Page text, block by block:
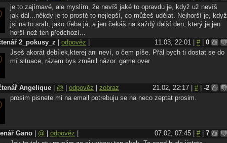
je to zajímavé, ale myslím, že nevíš jaké to opravdu je, když už nevíš
jak dál...někdy je to prostě to nejlepší, co můžeš udělat. Nejhorší je, když
jsi na to srab, jako třeba já, a jen čekáš na každý další den, který je jen
horší než ten předchozí...
2_pokusy_z
odpověz 11.03, 22:01 | #| 0
Jseš akorát debílek,kterej ani neví, o čem píše. Přál bych ti dostat se do
mí situace, rázem bys změnil názor. game over
Angelique @ odpověz zobraz 21.02, 22:17 | #| -2
prosim pisnete mi na email potrebuju se na neco zeptat prosim.
Gano @ odpověz 07.02, 07:45 | #| 7